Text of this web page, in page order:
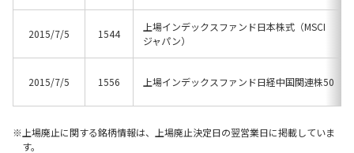
2015/7/5 1544
上場インデックスファンド日本株式（MSCI
ジャパン）
2015/7/5 1556 上場インデックスファンド日経中国関連株50
上場廃止に関する銘柄情報は、上場廃止決定日の翌営業日に掲載していま
す。